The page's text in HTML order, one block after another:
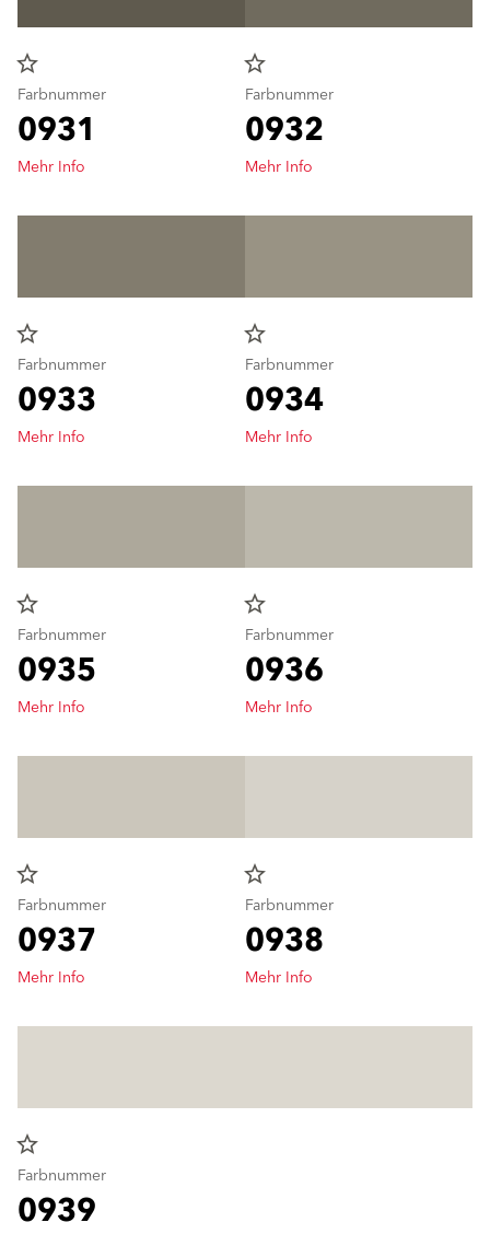
star_border
Farbnummer
0931
Mehr Info
star_border
Farbnummer
0932
Mehr Info
star_border
Farbnummer
0933
Mehr Info
star_border
Farbnummer
0934
Mehr Info
star_border
Farbnummer
0935
Mehr Info
star_border
Farbnummer
0936
Mehr Info
star_border
Farbnummer
0937
Mehr Info
star_border
Farbnummer
0938
Mehr Info
star_border
Farbnummer
0939